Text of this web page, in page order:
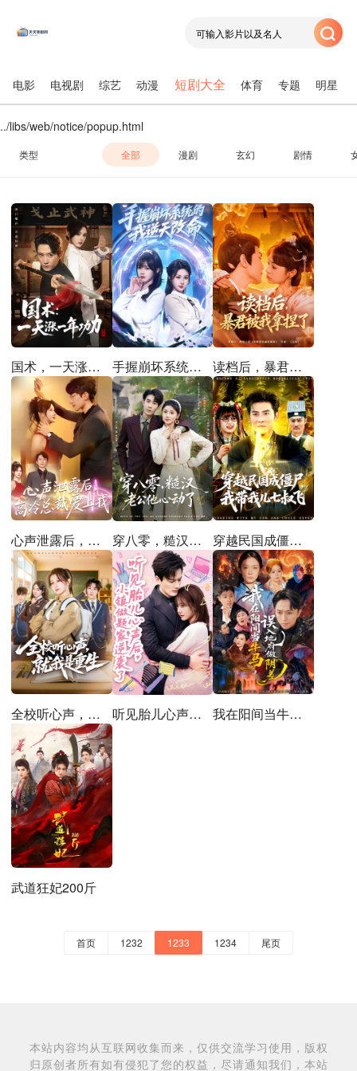
电影 电视剧 综艺 动漫 短剧大全 体育 专题 明星
../libs/web/notice/popup.html
类型 全部 漫剧 玄幻 剧情
国术，一天涨一年功力 手握崩坏系统的我逆天改命 读档后，暴君被我拿捏了
心声泄露后，高冷总裁爱上我 穿八零，糙汉老公他心动了 穿越民国成僵尸，我带我儿七叔飞
全校听心声，就我是重生 听见胎儿心声后，小镇做题家逆袭了 我在阳间当牛马，误入地府做阴差
武道狂妃200斤
首页 1232 1233 1234 尾页
本站内容均从互联网收集而来，仅供交流学习使用，版权
归原创者所有如有侵犯了您的权益，尽请通知我们，本站